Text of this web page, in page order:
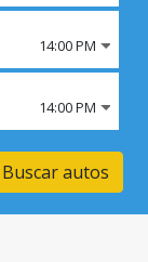
14:00 PM
14:00 PM
Buscar autos